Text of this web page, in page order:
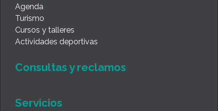
Agenda
Turismo
Cursos y talleres
Actividades deportivas
Consultas y reclamos
Servicios